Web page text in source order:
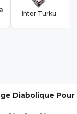
Inter Turku
Diabolique Pour